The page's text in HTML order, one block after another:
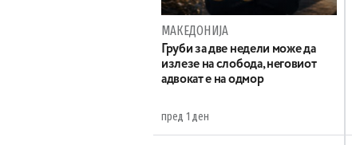
МАКЕДОНИЈА
Груби за две недели може да
излезе на слобода, неговиот
адвокат е на одмор
пред 1 ден